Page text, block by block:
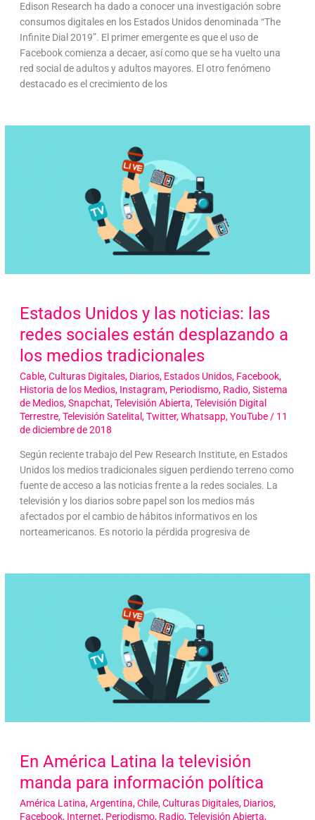
Edison Research ha dado a conocer una investigación sobre
consumos digitales en los Estados Unidos denominada “The
Infinite Dial 2019”. El primer emergente es que el uso de
Facebook comienza a decaer, así como que se ha vuelto una
red social de adultos y adultos mayores. El otro fenómeno
destacado es el crecimiento de los
Estados Unidos y las noticias: las
redes sociales están desplazando a
los medios tradicionales
Cable,Culturas Digitales, Diarios, Estados Unidos, Facebook,
Historia de los Medios, Instagram, Periodismo, Radio,Sistema
de Medios,Snapchat,Televisión Abierta,Televisión Digital
Terrestre,Televisión Satelital ,Twitter,Whatsapp,YouTube/ 11
de diciembre de 2018
Según reciente trabajo del Pew Research Institute, en Estados
Unidos los medios tradicionales siguen perdiendo terreno como
fuente de acceso a las noticias frente a la redes sociales. La
televisión y los diarios sobre papel son los medios más
afectados por el cambio de hábitos informativos en los
norteamericanos. Es notorio la pérdida progresiva de
En América Latina la televisión
manda para información política
América Latina,Argentina,Chile,Culturas Digitales, Diarios,
Facebook, Internet, Periodismo, Radio,Televisión Abierta,